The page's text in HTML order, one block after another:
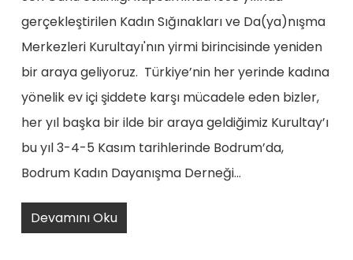
gerçekleştirilen Kadın Sığınakları ve Da(ya)nışma
Merkezleri Kurultayı'nın yirmi birincisinde yeniden
bir araya geliyoruz. Türkiye’nin her yerinde kadına
yönelik ev içi şiddete karşı mücadele eden bizler,
her yıl başka bir ilde bir araya geldiğimiz Kurultay’ı
bu yıl 3-4-5 Kasım tarihlerinde Bodrum’da,
Bodrum Kadın Dayanışma Derneği…
Devamını Oku